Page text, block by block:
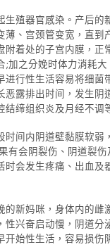
殖器官感染。产后的
薄、宫颈管变宽，直到
附着处的子宫内膜，正
;加之分娩时体力消耗
进行性生活容易将细菌
恶露排出时间，发生阴
结缔组织炎及月经不调
间内阴道壁黏膜软弱
有会阴裂伤、阴道裂
时会发生疼痛、出血及
新妈咪，身体内的雌
性兴奋启动慢，阴道分
开始性生活，容易损伤